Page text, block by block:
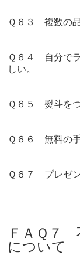
Ｑ６３ 複数の
Ｑ６４ 自分で
しい。
Ｑ６５ 熨斗をつ
Ｑ６６ 無料の
Ｑ６７ プレゼ
ＦＡＱ７
について